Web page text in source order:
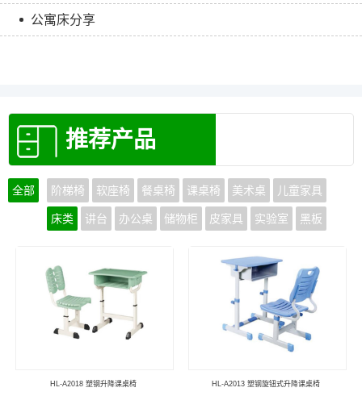
公寓床分享
推荐产品
全部 阶梯椅 软座椅 餐桌椅 课桌椅 美术桌 儿童家具
床类 讲台 办公桌 储物柜 皮家具 实验室 黑板
HL-A2018 塑钢升降课桌椅 HL-A2013 塑钢旋钮式升降课桌椅